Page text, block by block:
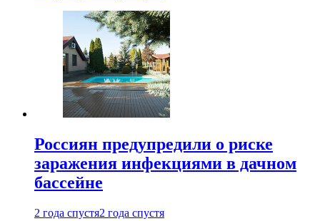
Россиян предупредили о риске
заражения инфекциями в дачном
бассейне
2 года спустя2 года спустя